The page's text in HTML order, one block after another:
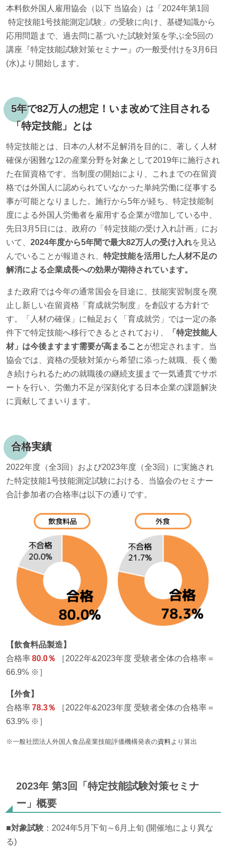
本料飲外国人雇用協会（以下 当協会）は「2024年第1回
特定技能1号技能測定試験」の受験に向け、基礎知識から
応用問題まで、過去問に基づいた試験対策を学ぶ全5回の
講座『特定技能試験対策セミナー』の一般受付けを3月6日
(水)より開始します。
5年で82万人の想定！いま改めて注目される
「特定技能」とは
特定技能とは、⽇本の⼈材不⾜解消を⽬的に、著しく⼈材
確保が困難な12の産業分野を対象として2019年に施⾏され
た在留資格です。当制度の開始により、これまでの在留資
格では外国人に認められていなかった単純労働に従事する
事が可能となりました。施行から5年が経ち、特定技能制
度による外国人労働者を雇用する企業が増加している中、
先日3月5日には、政府の「特定技能の受け入れ計画」にお
いて、 2024年度から5年間で最大82万人の受け入れを見込
んでいることが報道され、 特定技能を活用した人材不足の
解消による企業成長への効果が期待されています。
また政府では今年の通常国会を目途に、技能実習制度を廃
止し新しい在留資格「育成就労制度」を創設する方針で
す。「人材の確保」に軸足おく「育成就労」では一定の条
件下で特定技能へ移行できるとされており、
「特定技能人
材」は今後ますます需要が高まることが想定されます。当
協会では、資格の受験対策から希望に添った就職、長く働
き続けられるための就職後の継続支援まで一気通貫でサポ
ートを行い、労働力不足が深刻化する日本企業の課題解決
に貢献してまいります。
合格実績
2022年度（全3回）および2023年度（全3回）に実施され
た特定技能1号技能測定試験における、当協会のセミナー
合計参加者の合格率は以下の通りです。
【飲食料品製造】
合格率80.0％
［2022年&2023年度 受験者全体の合格率＝
66.9% ※］
【外食】
合格率78.3％
［2022年&2023年度 受験者全体の合格率＝
63.9% ※］
※一般社団法人外国人食品産業技能評価機構発表の資料より算出
2023年 第3回「特定技能試験対策セミナ
ー」概要
■対象試験 ：2024年5月下旬～6月上旬 (開催地により異な
る)